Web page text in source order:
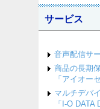
サービス
音声配信サ
商品の長期
「アイオー
マルチデバ
「I-O DATA